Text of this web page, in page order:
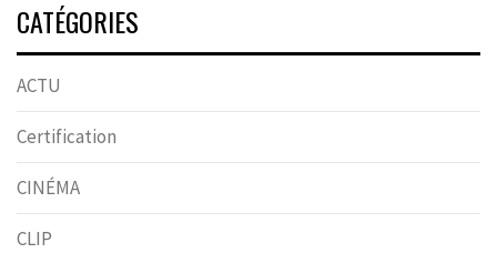
CATÉGORIES
ACTU
Certification
CINÉMA
CLIP